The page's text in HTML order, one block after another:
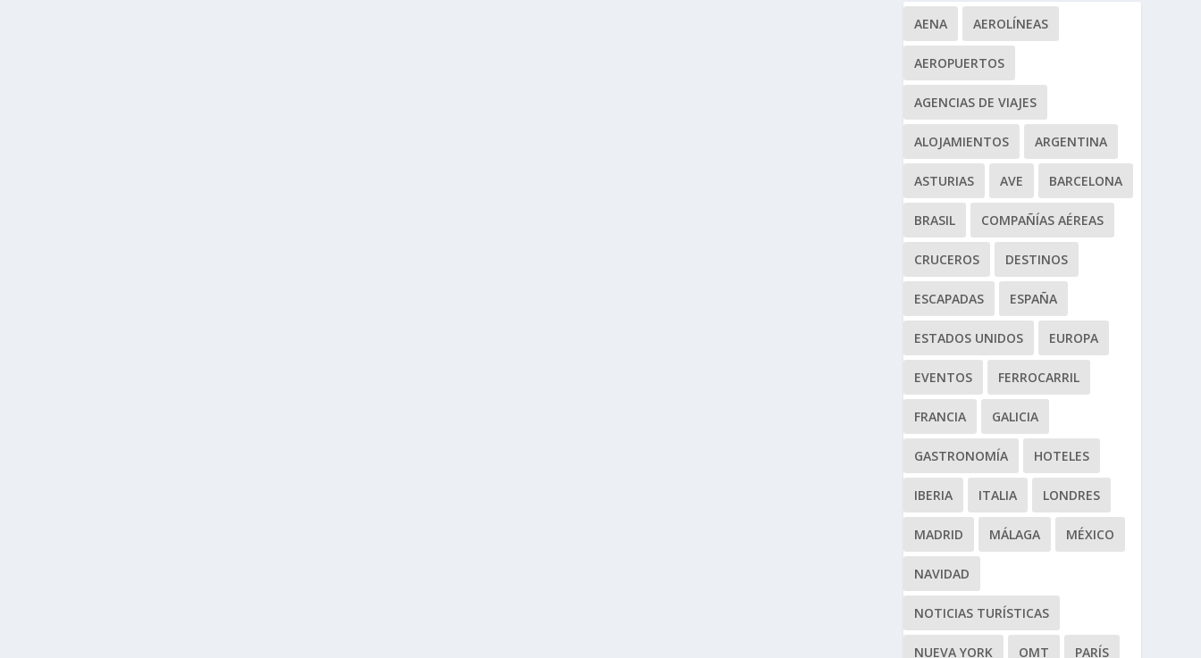
AENA AEROLÍNEAS
AEROPUERTOS
AGENCIAS DE VIAJES
ALOJAMIENTOS ARGENTINA
ASTURIAS AVE BARCELONA
BRASIL COMPAÑÍAS AÉREAS
CRUCEROS DESTINOS
ESCAPADAS ESPAÑA
ESTADOS UNIDOS EUROPA
EVENTOS FERROCARRIL
FRANCIA GALICIA
GASTRONOMÍA HOTELES
IBERIA ITALIA LONDRES
MADRID MÁLAGA MÉXICO
NAVIDAD
NOTICIAS TURÍSTICAS
NUEVA YORK OMT PARÍS